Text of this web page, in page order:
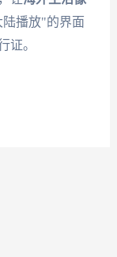
播放"的界面
证。